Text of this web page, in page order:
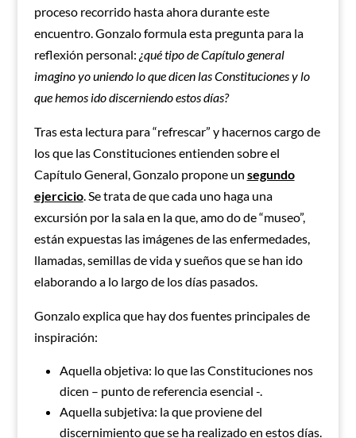
proceso recorrido hasta ahora durante este
encuentro. Gonzalo formula esta pregunta para la
reflexión personal: ¿qué tipo de Capítulo general
imagino yo uniendo lo que dicen las Constituciones y lo
que hemos ido discerniendo estos días?
Tras esta lectura para “refrescar” y hacernos cargo de
los que las Constituciones entienden sobre el
Capítulo General, Gonzalo propone un segundo
ejercicio. Se trata de que cada uno haga una
excursión por la sala en la que, amo do de “museo”,
están expuestas las imágenes de las enfermedades,
llamadas, semillas de vida y sueños que se han ido
elaborando a lo largo de los días pasados.
Gonzalo explica que hay dos fuentes principales de
inspiración:
Aquella objetiva: lo que las Constituciones nos
dicen – punto de referencia esencial -.
Aquella subjetiva: la que proviene del
discernimiento que se ha realizado en estos días.